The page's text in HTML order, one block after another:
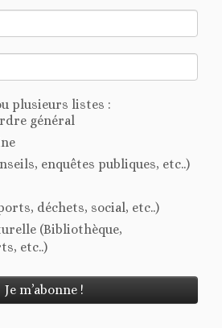
plusieurs listes :
général
enquêtes publiques, etc..)
déchets, social, etc..)
(Bibliothèque,
etc..)